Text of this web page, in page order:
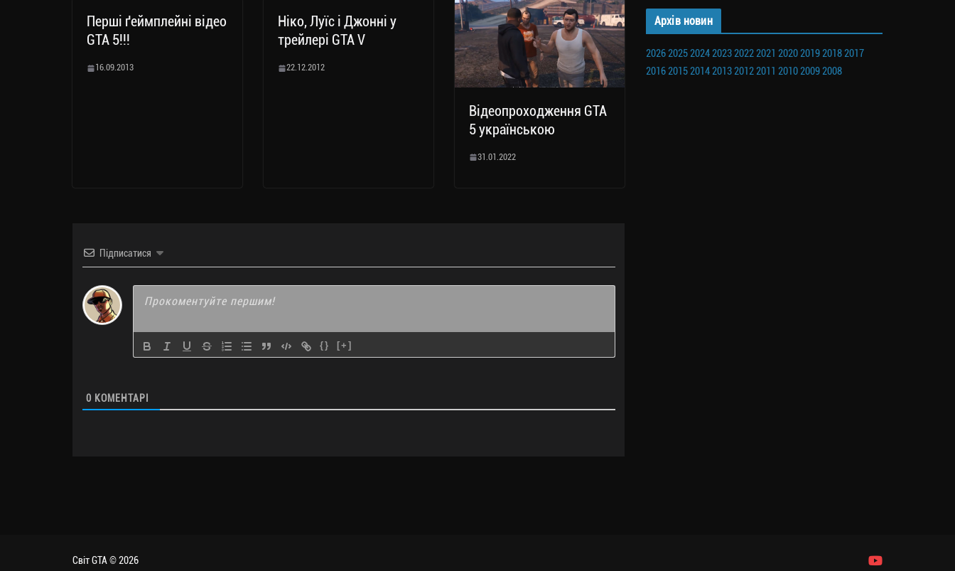
Перші ґеймплейні відео
GTA 5!!!
16.09.2013
Ніко, Луїс і Джонні у
трейлері GTA V
22.12.2012
Відеопроходження GTA
5 українською
31.01.2022
Підписатися
{} [+]
0 КОМЕНТАРІ
Архів новин
202620252024202320222021 2020201920182017
201620152014201320122011 201020092008
Світ GTA © 2026